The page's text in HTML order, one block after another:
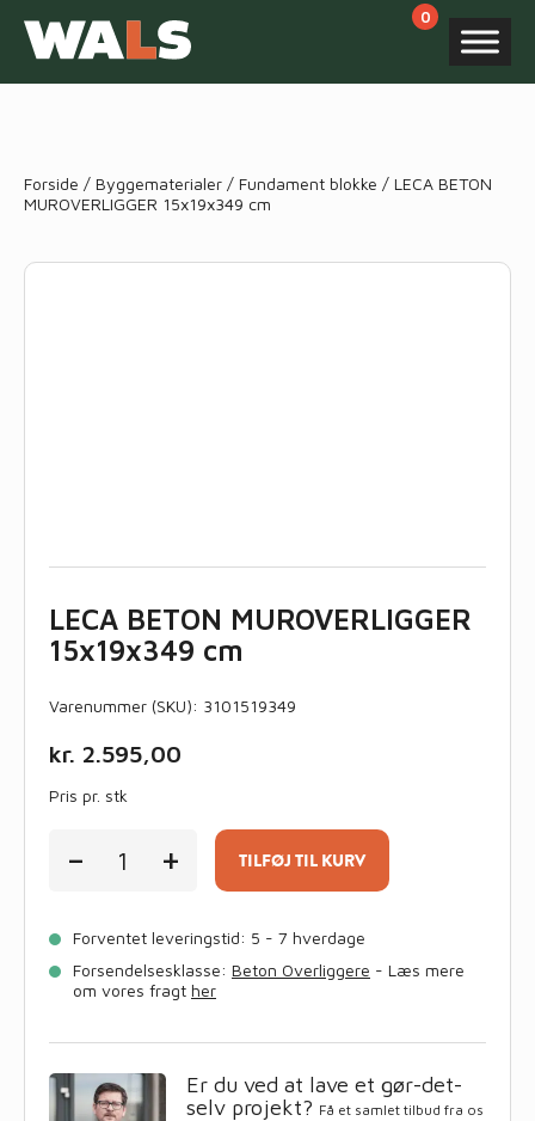
Forside / Byggematerialer / Fundament blokke / LECA BETON
MUROVERLIGGER 15x19x349 cm
LECA BETON MUROVERLIGGER
15x19x349 cm
Varenummer (SKU): 3101519349
kr. 2.595,00
Pris pr. stk
-
BETON
antal
+ TILFØJ TIL KURV
Forventet leveringstid: 5 - 7 hverdage
Forsendelsesklasse: Beton Overliggere - Læs mere
om vores fragt her
Er du ved at lave et gør-det-
selv projekt? Få et samlet tilbud fra os